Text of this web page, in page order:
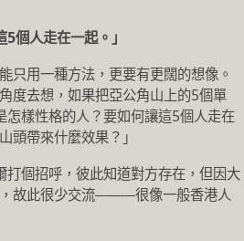
5個人走在一起。」
只用一種方法，更要有更闊的想像。
度去想，如果把亞公角山上的5個單
樣性格的人？要如何讓這5個人走在
頭帶來什麼效果？」
打個招呼，彼此知道對方存在，但因大
故此很少交流────很像一般香港人